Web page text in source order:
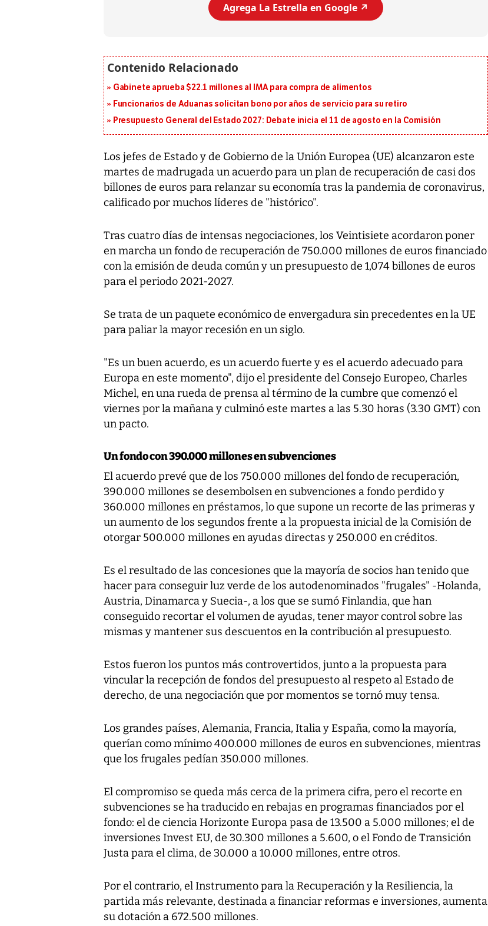
Agrega La Estrella en Google ↗️
Gabinete aprueba $22.1 millones al IMA para compra de alimentos
Funcionarios de Aduanas solicitan bono por años de servicio para su retiro
Presupuesto General del Estado 2027: Debate inicia el 11 de agosto en la Comisión
Los jefes de Estado y de Gobierno de la Unión Europea (UE) alcanzaron este
martes de madrugada un acuerdo para un plan de recuperación de casi dos
billones de euros para relanzar su economía tras la pandemia de coronavirus,
calificado por muchos líderes de "histórico".
Tras cuatro días de intensas negociaciones, los Veintisiete acordaron poner
en marcha un fondo de recuperación de 750.000 millones de euros financiado
con la emisión de deuda común y un presupuesto de 1,074 billones de euros
para el periodo 2021-2027.
Se trata de un paquete económico de envergadura sin precedentes en la UE
para paliar la mayor recesión en un siglo.
"Es un buen acuerdo, es un acuerdo fuerte y es el acuerdo adecuado para
Europa en este momento", dijo el presidente del Consejo Europeo, Charles
Michel, en una rueda de prensa al término de la cumbre que comenzó el
viernes por la mañana y culminó este martes a las 5.30 horas (3.30 GMT) con
un pacto.
Un fondo con 390.000 millones en subvenciones
El acuerdo prevé que de los 750.000 millones del fondo de recuperación,
390.000 millones se desembolsen en subvenciones a fondo perdido y
360.000 millones en préstamos, lo que supone un recorte de las primeras y
un aumento de los segundos frente a la propuesta inicial de la Comisión de
otorgar 500.000 millones en ayudas directas y 250.000 en créditos.
Es el resultado de las concesiones que la mayoría de socios han tenido que
hacer para conseguir luz verde de los autodenominados "frugales" -Holanda,
Austria, Dinamarca y Suecia-, a los que se sumó Finlandia, que han
conseguido recortar el volumen de ayudas, tener mayor control sobre las
mismas y mantener sus descuentos en la contribución al presupuesto.
Estos fueron los puntos más controvertidos, junto a la propuesta para
vincular la recepción de fondos del presupuesto al respeto al Estado de
derecho, de una negociación que por momentos se tornó muy tensa.
Los grandes países, Alemania, Francia, Italia y España, como la mayoría,
querían como mínimo 400.000 millones de euros en subvenciones, mientras
que los frugales pedían 350.000 millones.
El compromiso se queda más cerca de la primera cifra, pero el recorte en
subvenciones se ha traducido en rebajas en programas financiados por el
fondo: el de ciencia Horizonte Europa pasa de 13.500 a 5.000 millones; el de
inversiones Invest EU, de 30.300 millones a 5.600, o el Fondo de Transición
Justa para el clima, de 30.000 a 10.000 millones, entre otros.
Por el contrario, el Instrumento para la Recuperación y la Resiliencia, la
partida más relevante, destinada a financiar reformas e inversiones, aumenta
su dotación a 672.500 millones.
Un fuerte terremoto de magnitud
7,1 se registró este martes 28 de